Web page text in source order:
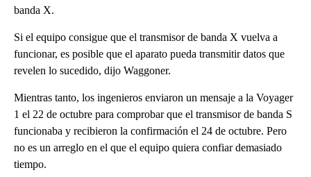
banda X.
Si el equipo consigue que el transmisor de banda X vuelva a
funcionar, es posible que el aparato pueda transmitir datos que
revelen lo sucedido, dijo Waggoner.
Mientras tanto, los ingenieros enviaron un mensaje a la Voyager
1 el 22 de octubre para comprobar que el transmisor de banda S
funcionaba y recibieron la confirmación el 24 de octubre. Pero
no es un arreglo en el que el equipo quiera confiar demasiado
tiempo.